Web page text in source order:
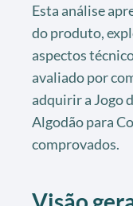
Esta análise
do produto,
aspectos
avaliado por
adquirir a Jogo
Algodão para
comprovados.